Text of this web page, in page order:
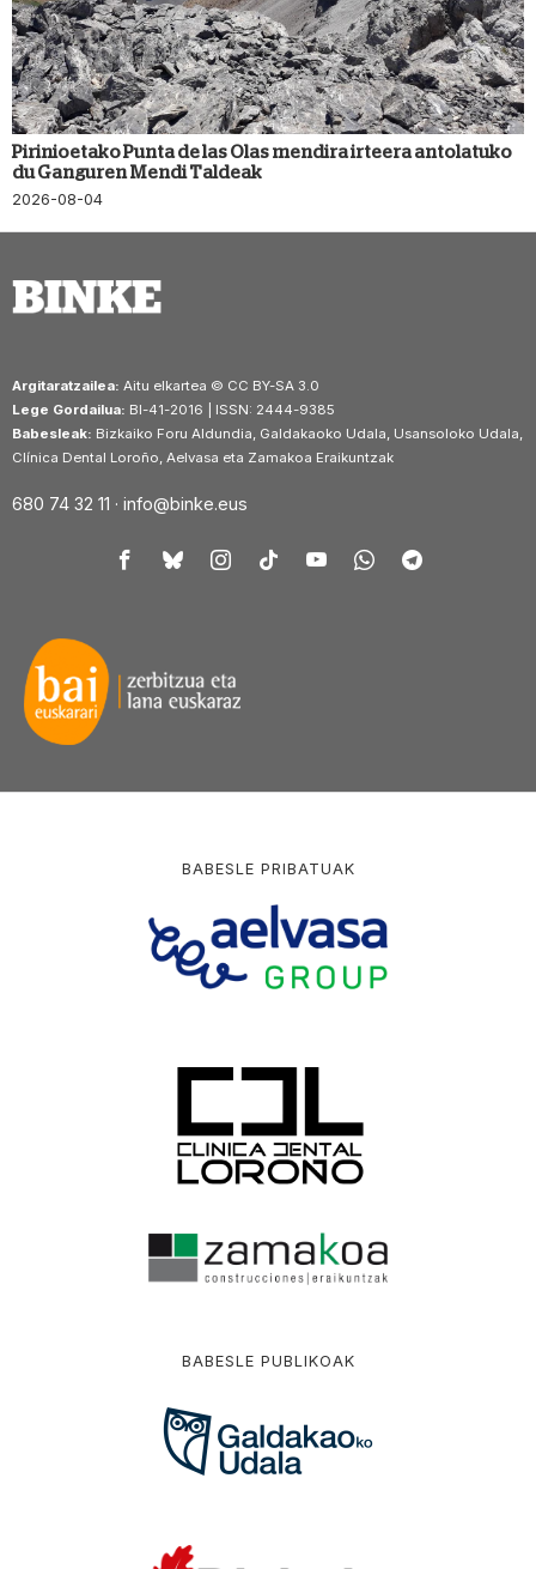
Pirinioetako Punta de las Olas mendira irteera antolatuko
du Ganguren Mendi Taldeak
2026-08-04
Argitaratzailea: Aitu elkartea © CC BY-SA 3.0
Lege Gordailua: BI-41-2016 | ISSN: 2444-9385
Babesleak: Bizkaiko Foru Aldundia, Galdakaoko Udala, Usansoloko Udala,
Clínica Dental Loroño, Aelvasa eta Zamakoa Eraikuntzak
680 74 32 11 · info@binke.eus
BABESLE PRIBATUAK
BABESLE PUBLIKOAK